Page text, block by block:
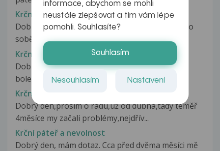
Krční páteř + vertigo
Dobrý den, přítelkyně měla před 14 dny 2 dny po
sobě silné vertigo při otočení...
Krční páteř a bušení srdce
Dobrý den. Již nějakou dobu trpím na občasé
bolesti krční páteře na pravé straně...
Krční páteř a malátnost
Dobrý den,prosím o radu,už od dubna,tady téměř
4měsíce my začali problémy,nejdřív...
Krční páteř a nevolnost
Dobrý den, mám dotaz. Cca před dvěma měsíci mě
informace, abychom se mohli
neustále zlepšovat a tím vám lépe
pomohli. Souhlasíte?
Souhlasím
Nesouhlasím Nastavení